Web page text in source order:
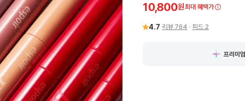
10,800원최대 혜택가
4.7 리뷰 764 피드 2
프리미